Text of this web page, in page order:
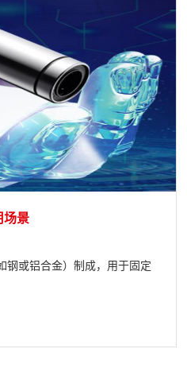
场景
钢或铝合金）制成，用于固定